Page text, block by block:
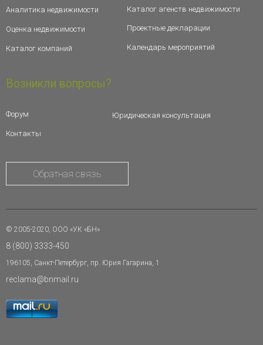
Аналитика недвижимости
Оценка недвижимости
Каталог компаний
Каталог агенств недвижимости
Проектные декларации
Календарь мероприятий
Возникли вопросы?
Форум
Контакты
Юридическая консультация
Обратная связь
© 2005-2020, ООО «УК «БН»
8 (800) 3333-450
196105, Санкт-Петербург, пр. Юрия Гагарина, 1
reclama@bnmail.ru